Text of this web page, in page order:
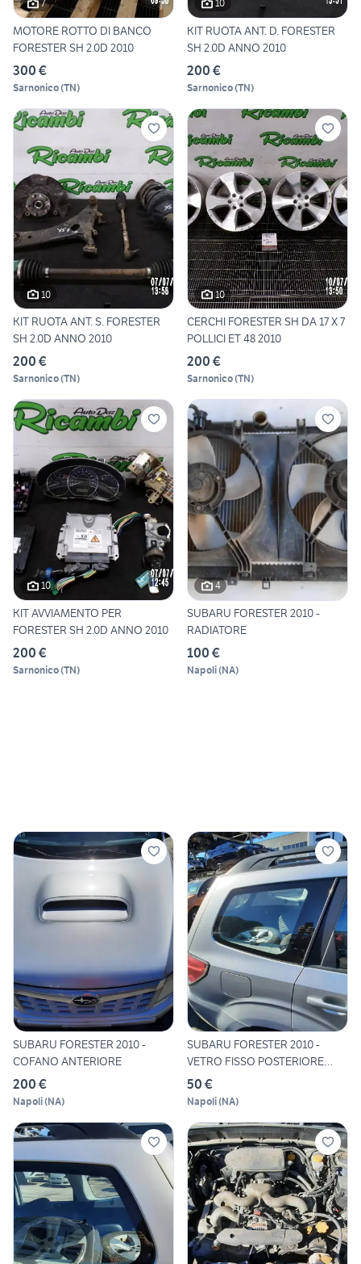
7
MOTORE ROTTO DI BANCO
FORESTER SH 2.0D 2010
300 €
Sarnonico(TN)
10
KIT RUOTA ANT. D. FORESTER
SH 2.0D ANNO 2010
200 €
Sarnonico(TN)
10
KIT RUOTA ANT. S. FORESTER
SH 2.0D ANNO 2010
200 €
Sarnonico(TN)
10
CERCHI FORESTER SH DA 17 X 7
POLLICI ET 48 2010
200 €
Sarnonico(TN)
10
KIT AVVIAMENTO PER
FORESTER SH 2.0D ANNO 2010
200 €
Sarnonico(TN)
4
SUBARU FORESTER 2010 -
RADIATORE
100 €
Napoli(NA)
SUBARU FORESTER 2010 -
COFANO ANTERIORE
200 €
Napoli(NA)
SUBARU FORESTER 2010 -
VETRO FISSO POSTERIORE
DEST
50 €
Napoli(NA)